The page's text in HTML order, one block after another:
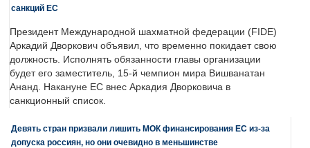
санкций ЕС
Президент Международной шахматной федерации (FIDE)
Аркадий Дворкович объявил, что временно покидает свою
должность. Исполнять обязанности главы организации
будет его заместитель, 15-й чемпион мира Вишванатан
Ананд. Накануне ЕС внес Аркадия Дворковича в
санкционный список.
Девять стран призвали лишить МОК финансирования ЕС из-за
допуска россиян, но они очевидно в меньшинстве